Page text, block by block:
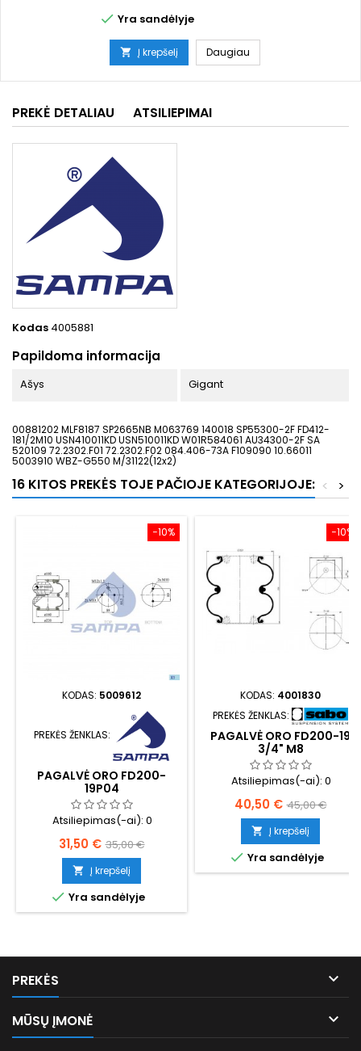
 Yra sandėlyje
 Į krepšelį Daugiau
PREKĖ DETALIAU ATSILIEPIMAI
Kodas 4005881
Papildoma informacija
Ašys Gigant
00881202 MLF8187 SP2665NB M063769 140018 SP55300-2F FD412-
181/2M10 USN410011KD USN510011KD W01R584061 AU34300-2F SA
520109 72.2302.F01 72.2302.F02 084.406-73A F109090 10.66011
5003910 WBZ-G550 M/31122(12x2)
16 KITOS PREKĖS TOJE PAČIOJE KATEGORIJOJE: >
<
−10%
KODAS: 5009612
PREKĖS ŽENKLAS:
PAGALVĖ ORO FD200-
19P04
Atsiliepimas(-ai): 0
Kaina
31,50 € Bazinė
kaina
35,00 €
 Į krepšelį
 Yra sandėlyje
−10%
KODAS: 4001830
PREKĖS ŽENKLAS:
PAGALVĖ ORO FD200-19
3/4" M8
Atsiliepimas(-ai): 0
Kaina
40,50 € Bazinė
kaina
45,00 €
 Į krepšelį
 Yra sandėlyje
PREKĖS 
MŪSŲ ĮMONĖ 